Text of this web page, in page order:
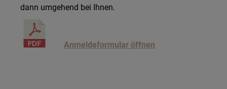
dann umgehend bei Ihnen.
Anmeldeformular öffnen